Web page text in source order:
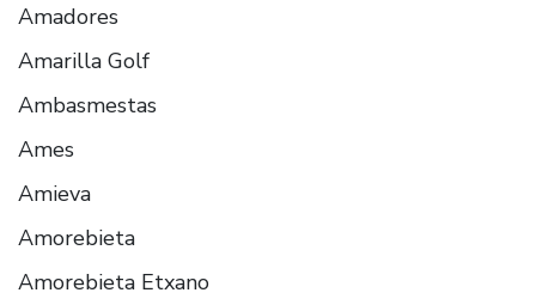
Amadores
Amarilla Golf
Ambasmestas
Ames
Amieva
Amorebieta
Amorebieta Etxano